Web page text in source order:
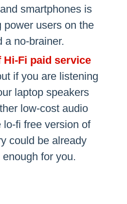
smartphones is
power users on the
a no-brainer.
Hi-Fi paid service
if you are listening
laptop speakers
low-cost audio
lo-fi free version of
could be already
for you.